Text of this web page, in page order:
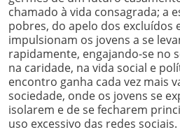
chamado à vida consagrada; a
pobres, do apelo dos excluídos
impulsionam os jovens a se
rapidamente, engajando-se no
na caridade, na vida social e
encontro ganha cada vez mais
sociedade, onde os jovens se
isolarem e de se fecharem
uso excessivo das redes sociais.